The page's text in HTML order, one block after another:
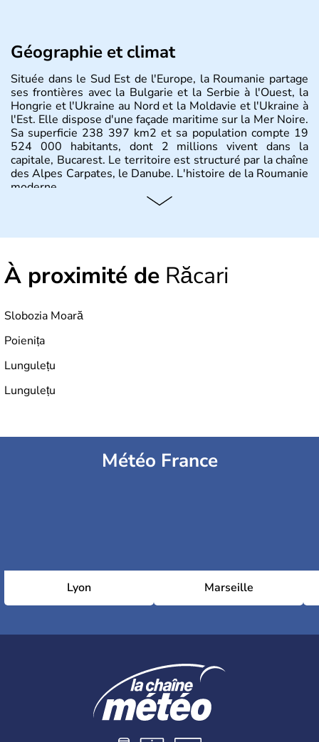
Géographie et climat
Située dans le Sud Est de l'Europe, la Roumanie partage
ses frontières avec la Bulgarie et la Serbie à l'Ouest, la
Hongrie et l'Ukraine au Nord et la Moldavie et l'Ukraine à
l'Est. Elle dispose d'une façade maritime sur la Mer Noire.
Sa superficie 238 397 km2 et sa population compte 19
524 000 habitants, dont 2 millions vivent dans la
capitale, Bucarest. Le territoire est structuré par la chaîne
des Alpes Carpates, le Danube. L'histoire de la Roumanie
moderne.
À proximité de Răcari
Slobozia Moară
Poienița
Lungulețu
Lungulețu
Météo France
Lyon Marseille